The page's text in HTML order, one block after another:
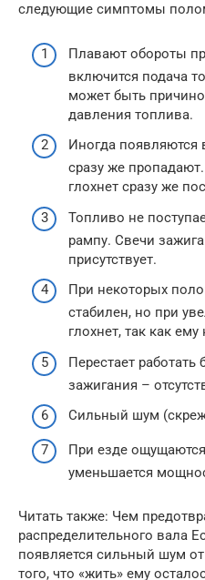
следующие симптомы
Плавают обороты
включится подача
может быть
давления топлива.
Иногда
сразу же
глохнет сразу же
Топливо не
рампу. Свечи
присутствует.
При некоторых
стабилен, но при
глохнет, так как
Перестает
зажигания –
Сильный шум
При езде
уменьшается
Читать также: Чем
распределительного вала
появляется сильный шум
того, что «жить» ему